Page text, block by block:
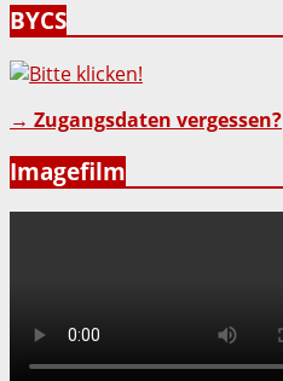
BYCS
→ Zugangsdaten vergessen?
Imagefilm